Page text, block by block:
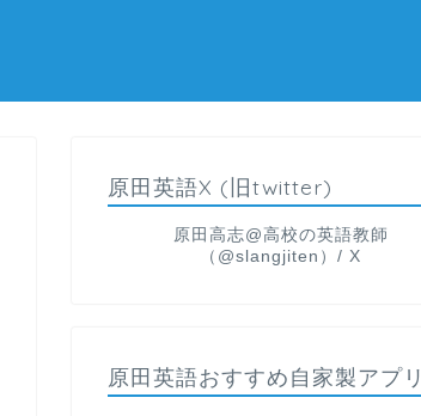
原田英語X (旧twitter)
原田高志@高校の英語教師
（@slangjiten）/ X
原田英語おすすめ自家製アプリ